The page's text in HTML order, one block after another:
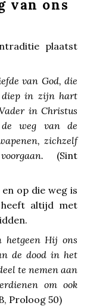
van ons
plaatst
van God, die
diep in zijn hart
in Christus
weg van de
zichzelf
(Sint
op die weg is
heeft altijd met
Hij ons
de dood in het
te nemen aan
om ook
Proloog 50)